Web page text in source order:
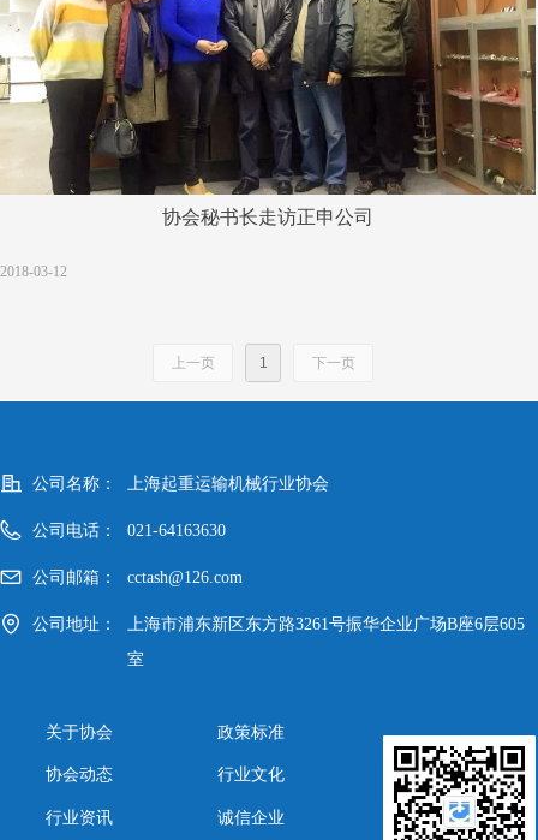
协会秘书长走访正申公司
2018-03-12
上一页 1 下一页
公司名称： 上海起重运输机械行业协会
公司电话： 021-64163630
公司邮箱： cctash@126.com
公司地址：
上海市浦东新区东方路3261号振华企业广场B座6层605
室
关于协会
协会动态
行业资讯
政策标准
行业文化
诚信企业